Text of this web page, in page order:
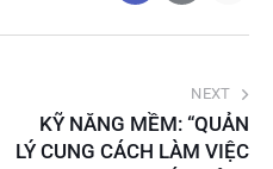
NEXT
KỸ NĂNG MỀM: “QUẢN
LÝ CUNG CÁCH LÀM VIỆC